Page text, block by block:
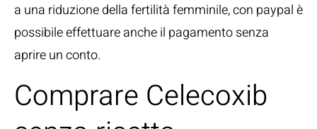
a una riduzione della fertilità femminile, con paypal è
possibile effettuare anche il pagamento senza
aprire un conto.
Comprare Celecoxib